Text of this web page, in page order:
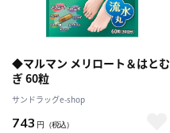
◆マルマン メリロート＆はとむ
ぎ 60粒
サンドラッグe-shop
743 円 （税込）